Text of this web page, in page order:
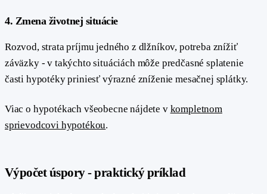
4. Zmena životnej situácie
Rozvod, strata príjmu jedného z dlžníkov, potreba znížiť
záväzky - v takýchto situáciách môže predčasné splatenie
časti hypotéky priniesť výrazné zníženie mesačnej splátky.
Viac o hypotékach všeobecne nájdete v kompletnom
sprievodcovi hypotékou.
Výpočet úspory - praktický príklad